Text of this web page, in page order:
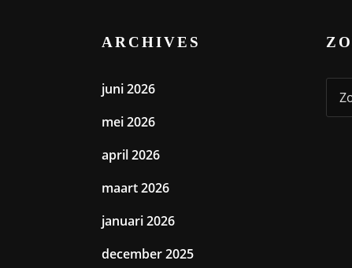
ARCHIVES
juni 2026
mei 2026
april 2026
maart 2026
januari 2026
december 2025